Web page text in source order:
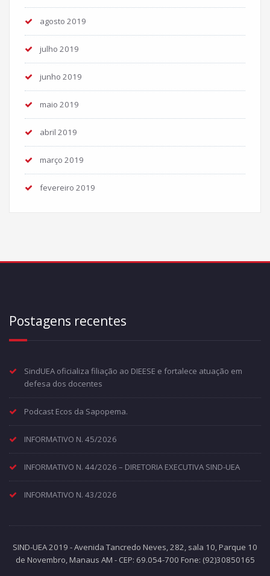
agosto 2019
julho 2019
junho 2019
maio 2019
abril 2019
março 2019
fevereiro 2019
Postagens recentes
SindUEA oficializa filiação ao DIEESE e fortalece atuação em
defesa dos docentes
Podcast Ecos da Sapopema.
INFORMATIVO N. 45/2026
INFORMATIVO N. 44/2026 – DIRETORIA EXECUTIVA SIND-UEA
INFORMATIVO N. 43/2026
SIND-UEA 2019 - Avenida Tancredo Neves, 282, sala 10, Parque 10
de Novembro, Manaus AM - CEP: 69.054-700 Fone: (92)30850165